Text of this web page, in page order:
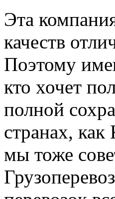
Эта
качеств
Поэтому
кто хочет
полной
странах,
мы тоже